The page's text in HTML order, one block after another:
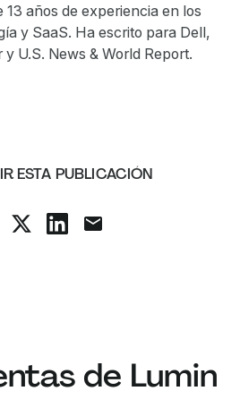
años de experiencia en los
y SaaS. Ha escrito para Dell,
U.S. News & World Report.
ESTA PUBLICACIÓN
de Lumin